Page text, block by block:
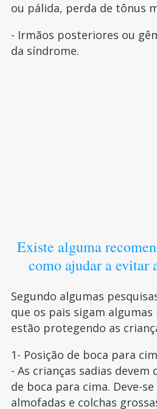
ou pálida, perda de tônus
- Irmãos posteriores ou
da síndrome.
Existe alguma
como ajudar a evitar
Segundo algumas
que os pais sigam
estão protegendo as
1- Posição de boca para
- As crianças sadias
de boca para cima. Deve-
almofadas e colchas